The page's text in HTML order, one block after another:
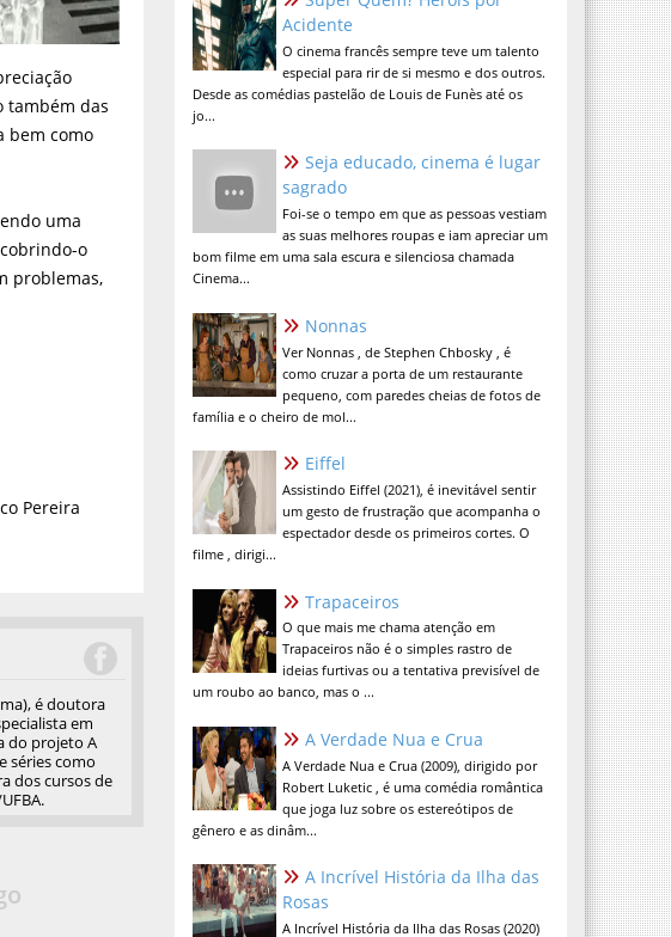
também das
bem como
uma
o
problemas,
Pereira
é doutora
em
do projeto A
séries como
dos cursos de
Acidente
O cinema francês sempre teve um talento
especial para rir de si mesmo e dos outros.
Desde as comédias pastelão de Louis de Funès até os
jo...
Seja educado, cinema é lugar
sagrado
Foi-se o tempo em que as pessoas vestiam
as suas melhores roupas e iam apreciar um
bom filme em uma sala escura e silenciosa chamada
Cinema...
Nonnas
Ver Nonnas , de Stephen Chbosky , é
como cruzar a porta de um restaurante
pequeno, com paredes cheias de fotos de
família e o cheiro de mol...
Eiffel
Assistindo Eiffel (2021), é inevitável sentir
um gesto de frustração que acompanha o
espectador desde os primeiros cortes. O
filme , dirigi...
Trapaceiros
O que mais me chama atenção em
Trapaceiros não é o simples rastro de
ideias furtivas ou a tentativa previsível de
um roubo ao banco, mas o ...
A Verdade Nua e Crua
A Verdade Nua e Crua (2009), dirigido por
Robert Luketic , é uma comédia romântica
que joga luz sobre os estereótipos de
gênero e as dinâm...
A Incrível História da Ilha das
Rosas
A Incrível História da Ilha das Rosas (2020)